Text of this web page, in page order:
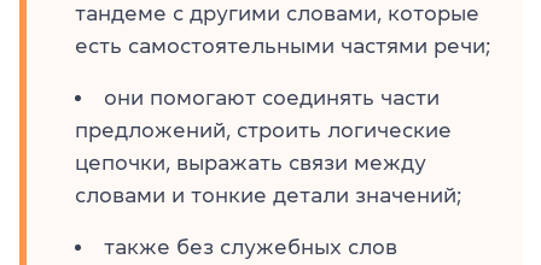
тандеме с другими словами, которые
есть самостоятельными частями речи;
они помогают соединять части
предложений, строить логические
цепочки, выражать связи между
словами и тонкие детали значений;
также без служебных слов